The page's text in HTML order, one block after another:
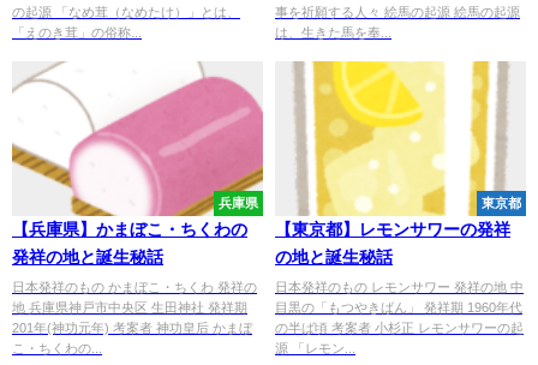
の起源 「なめ茸（なめたけ）」とは、
「えのき茸」の俗称...
事を祈願する人々 絵馬の起源 絵馬の起源
は、生きた馬を奉...
兵庫県
【兵庫県】かまぼこ・ちくわの
発祥の地と誕生秘話
日本発祥のもの かまぼこ・ちくわ 発祥の
地 兵庫県神戸市中央区 生田神社 発祥期
201年(神功元年) 考案者 神功皇后 かまぼ
こ・ちくわの...
東京都
【東京都】レモンサワーの発祥
の地と誕生秘話
日本発祥のもの レモンサワー 発祥の地 中
目黒の「もつやきばん」 発祥期 1960年代
の半ば頃 考案者 小杉正 レモンサワーの起
源 「レモン...